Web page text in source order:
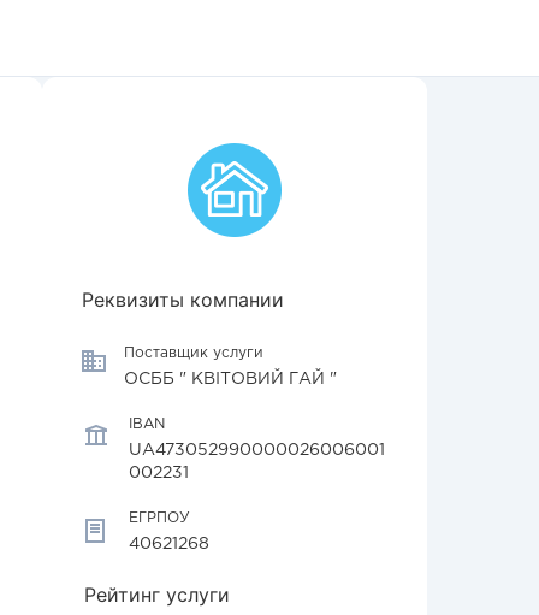
Реквизиты компании
Поставщик услуги
ОСББ " КВІТОВИЙ ГАЙ "
IBAN
UA473052990000026006001
002231
ЕГРПОУ
40621268
Рейтинг услуги